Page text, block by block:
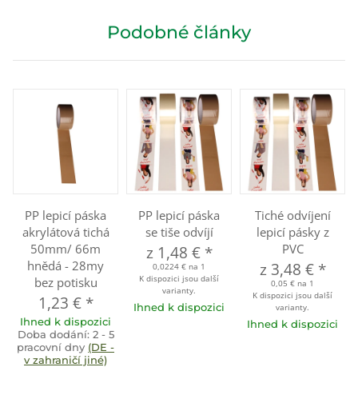
Podobné články
PP lepicí páska
akrylátová tichá
50mm/ 66m
hnědá - 28my
bez potisku
1,23 € *
Ihned k dispozici
Doba dodání: 2 - 5
pracovní dny (DE -
v zahraničí jiné)
PP lepicí páska
se tiše odvíjí
z 1,48 € *
0,0224 € na 1
K dispozici jsou další
varianty.
Ihned k dispozici
Tiché odvíjení
lepicí pásky z
PVC
z 3,48 € *
0,05 € na 1
K dispozici jsou další
varianty.
Ihned k dispozici